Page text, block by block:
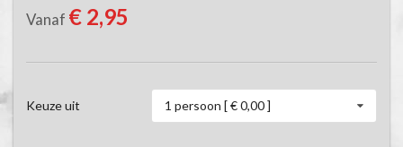
Vanaf € 2,95
Keuze uit 1 persoon [ € 0,00 ]